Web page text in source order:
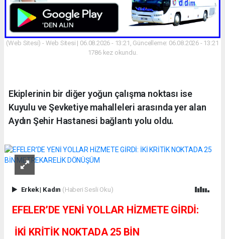
(Web Sitesi) - Web Sitesi | 06.08.2026 - 13:21, Güncelleme: 06.08.2026 - 13:21
1786 kez okundu.
Ekiplerinin bir diğer yoğun çalışma noktası ise
Kuyulu ve Şevketiye mahalleleri arasında yer alan
Aydın Şehir Hastanesi bağlantı yolu oldu.
Erkek| Kadın (Haberi Sesli Oku)
EFELER’DE YENİ YOLLAR HİZMETE GİRDİ:
İKİ KRİTİK NOKTADA 25 BİN